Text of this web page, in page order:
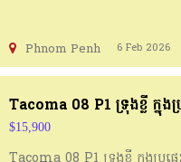
Phnom Penh 6 Feb 2026
Tacoma 08 P1 ទ្រុងខ្លី ក្នុងប្
$15,900